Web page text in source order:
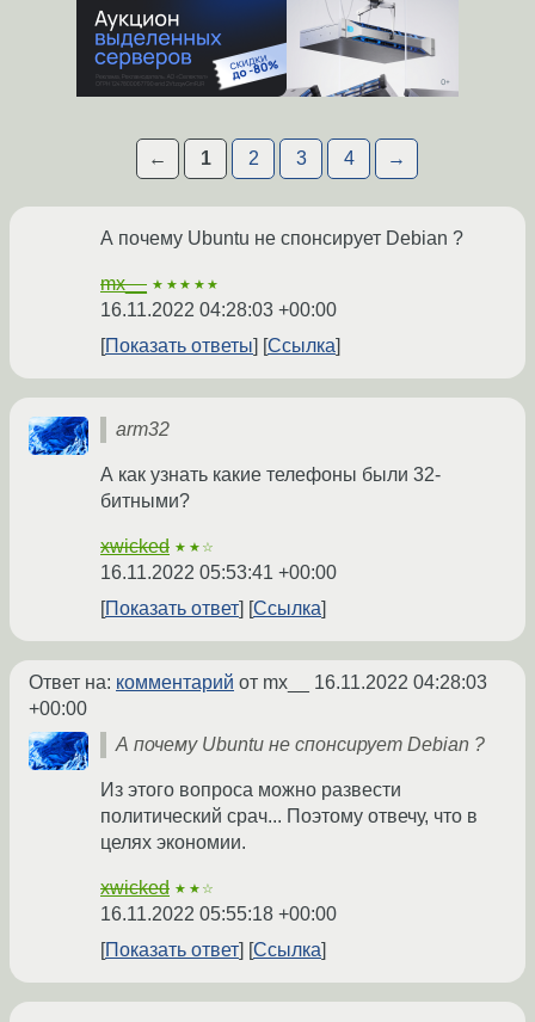
← 1 2 3 4 →
А почему Ubuntu не спонсирует Debian ?
mx__ ★★★★★
16.11.2022 04:28:03 +00:00
Показать ответы
Ссылка
arm32
А как узнать какие телефоны были 32-
битными?
xwicked ★★☆
16.11.2022 05:53:41 +00:00
Показать ответ
Ссылка
Ответ на: комментарий от mx__ 16.11.2022 04:28:03
+00:00
А почему Ubuntu не спонсирует Debian ?
Из этого вопроса можно развести
политический срач... Поэтому отвечу, что в
целях экономии.
xwicked ★★☆
16.11.2022 05:55:18 +00:00
Показать ответ
Ссылка